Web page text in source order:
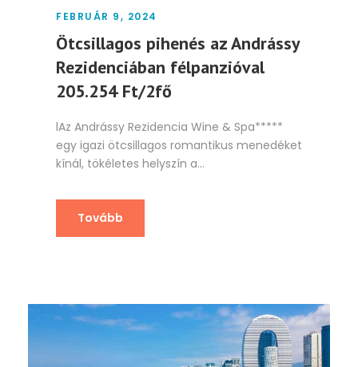
FEBRUÁR 9, 2024
Ötcsillagos pihenés az Andrássy
Rezidenciában félpanzióval
205.254 Ft/2fő
lAz Andrássy Rezidencia Wine & Spa*****
egy igazi ötcsillagos romantikus menedéket
kínál, tökéletes helyszín a...
Tovább